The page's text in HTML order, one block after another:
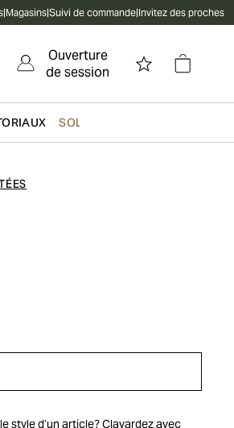
|Magasins|Suivi de commande|Invitez des proches
Ouverture
de session
SOLDES
style d’un article?Clavardez avec